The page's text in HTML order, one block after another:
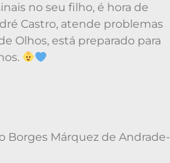
no seu filho, é hora de
Castro, atende problemas
Olhos, está preparado para
Borges Márquez de Andrade-